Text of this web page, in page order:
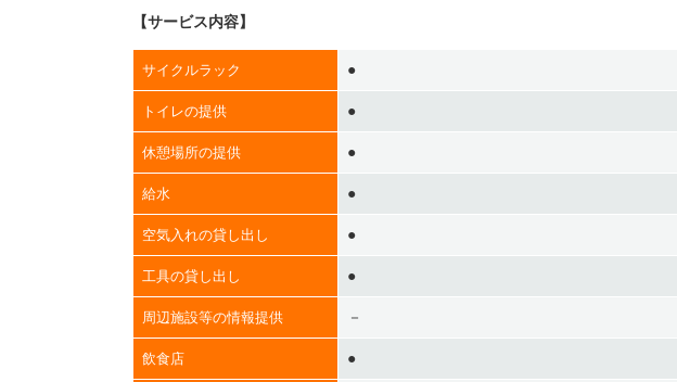
【サービス内容】
サイクルラック ●
トイレの提供 ●
休憩場所の提供 ●
給水 ●
空気入れの貸し出し ●
工具の貸し出し ●
周辺施設等の情報提供 －
飲食店 ●